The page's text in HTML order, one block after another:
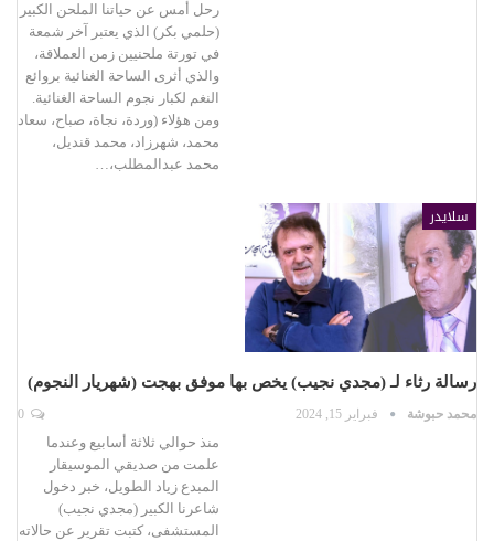
رحل أمس عن حياتنا الملحن الكبير
(حلمي بكر) الذي يعتبر آخر شمعة
في تورتة ملحنيين زمن العملاقة،
والذي أثرى الساحة الغنائية بروائع
النغم لكبار نجوم الساحة الغنائية.
ومن هؤلاء (وردة، نجاة، صباح، سعاد
محمد، شهرزاد، محمد قنديل،
محمد عبدالمطلب،…
سلايدر
رسالة رثاء لـ (مجدي نجيب) يخص بها موفق بهجت (شهريار النجوم)
محمد حبوشة فبراير 15, 2024
منذ حوالي ثلاثة أسابيع وعندما
علمت من صديقي الموسيقار
المبدع زياد الطويل، خبر دخول
شاعرنا الكبير (مجدي نجيب)
المستشفى، كتبت تقرير عن حالاته